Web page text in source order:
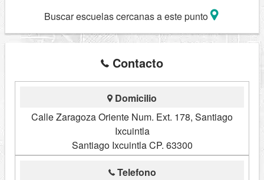
Buscar escuelas cercanas a este punto
Contacto
Domicilio
Calle Zaragoza Oriente Num. Ext. 178, Santiago
Ixcuintla
Santiago Ixcuintla CP. 63300
Telefono